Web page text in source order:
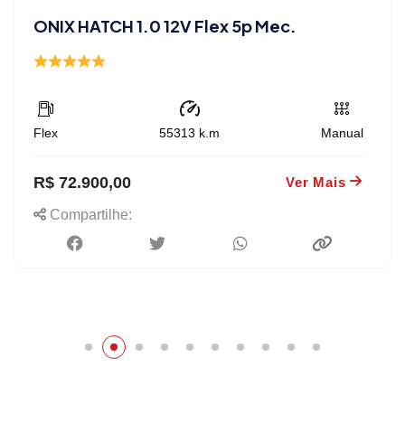
ONIX HATCH 1.0 12V Flex 5p Mec.
Flex 55313 k.m Manual
R$ 72.900,00 Ver Mais
Compartilhe: